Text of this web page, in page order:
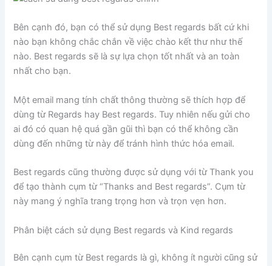
Bên cạnh đó, bạn có thể sử dụng Best regards bất cứ khi
nào bạn không chắc chắn về việc chào kết thư như thế
nào. Best regards sẽ là sự lựa chọn tốt nhất và an toàn
nhất cho bạn.
Một email mang tính chất thông thường sẽ thích hợp để
dùng từ Regards hay Best regards. Tuy nhiên nếu gửi cho
ai đó có quan hệ quá gần gũi thì bạn có thể không cần
dùng đến những từ này để tránh hình thức hóa email.
Best regards cũng thường được sử dụng với từ Thank you
để tạo thành cụm từ “Thanks and Best regards”. Cụm từ
này mang ý nghĩa trang trọng hơn và trọn vẹn hơn.
Phân biệt cách sử dụng Best regards và Kind regards
Bên cạnh cụm từ Best regards là gì, không ít người cũng sử